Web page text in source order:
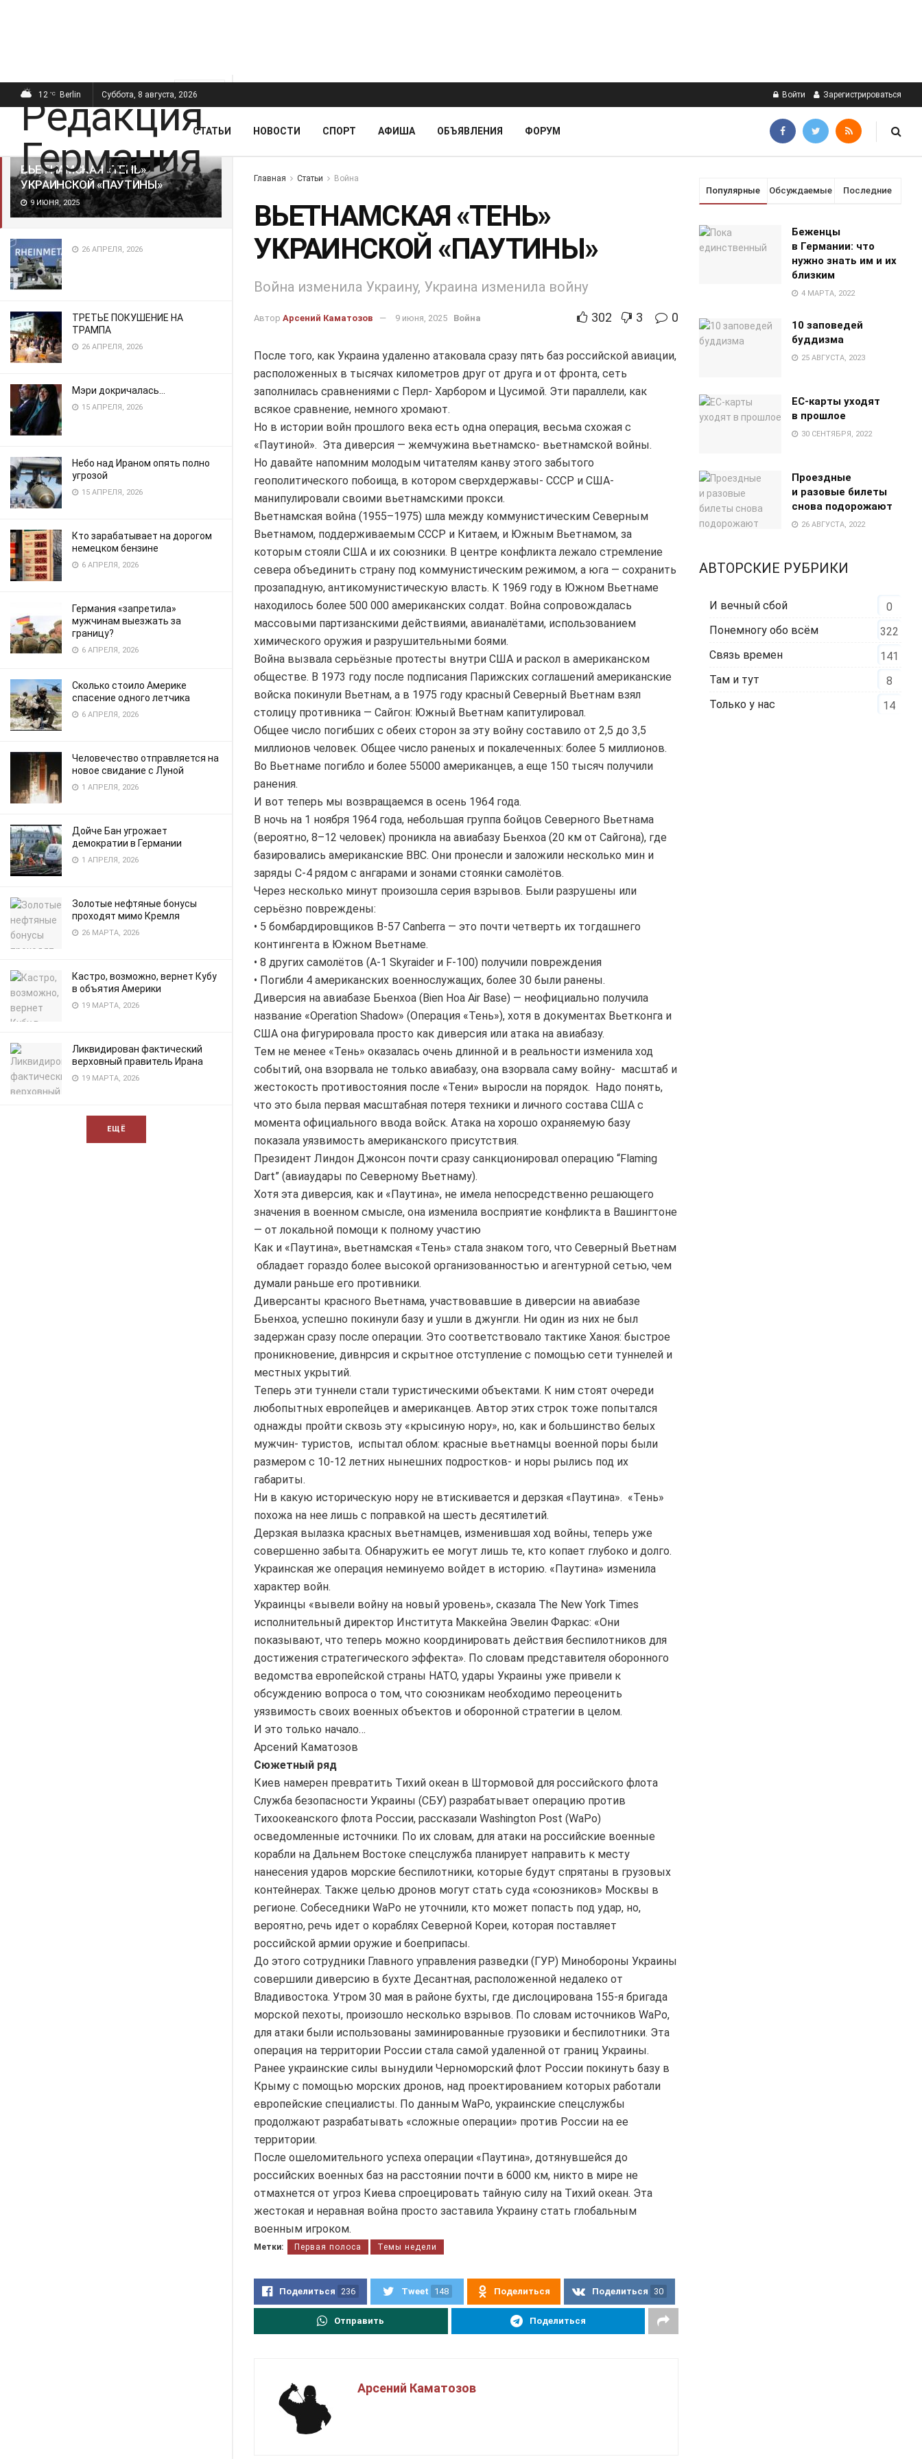
ПОСЛЕДНИЕ
ВЬЕТНАМСКАЯ «ТЕНЬ»
УКРАИНСКОЙ «ПАУТИНЫ»
9 ИЮНЯ, 2025
26 АПРЕЛЯ, 2026
ТРЕТЬЕ ПОКУШЕНИЕ НА
ТРАМПА
26 АПРЕЛЯ, 2026
Мэри докричалась…
15 АПРЕЛЯ, 2026
Небо над Ираном опять полно
угрозой
15 АПРЕЛЯ, 2026
Кто зарабатывает на дорогом
немецком бензине
6 АПРЕЛЯ, 2026
Германия «запретила»
мужчинам выезжать за
границу?
6 АПРЕЛЯ, 2026
Сколько стоило Америке
спасение одного летчика
6 АПРЕЛЯ, 2026
Человечество отправляется на
новое свидание с Луной
1 АПРЕЛЯ, 2026
Дойче Бан угрожает
демократии в Германии
1 АПРЕЛЯ, 2026
Золотые нефтяные бонусы
проходят мимо Кремля
26 МАРТА, 2026
Кастро, возможно, вернет Кубу
в объятия Америки
19 МАРТА, 2026
Ликвидирован фактический
верховный правитель Ирана
19 МАРТА, 2026
ЕЩЁ
12 °C Berlin Суббота, 8 августа, 2026 Войти Зарегистрироваться
СТАТЬИ НОВОСТИ СПОРТ АФИША ОБЪЯВЛЕНИЯ ФОРУМ
Главная Статьи Война
ВЬЕТНАМСКАЯ «ТЕНЬ»
УКРАИНСКОЙ «ПАУТИНЫ»
Война изменила Украину, Украина изменила войну
Автор Арсений Каматозов 9 июня, 2025 Война 302 3 0
После того, как Украина удаленно атаковала сразу пять баз российской авиации,
расположенных в тысячах километров друг от друга и от фронта, сеть
заполнилась сравнениями с Перл- Харбором и Цусимой. Эти параллели, как
всякое сравнение, немного хромают.
Но в истории войн прошлого века есть одна операция, весьма схожая с
«Паутиной». Эта диверсия — жемчужина вьетнамско- вьетнамской войны.
Но давайте напомним молодым читателям канву этого забытого
геополитического побоища, в котором сверхдержавы- СССР и США-
манипулировали своими вьетнамскими прокси.
Вьетнамская война (1955–1975) шла между коммунистическим Северным
Вьетнамом, поддерживаемым СССР и Китаем, и Южным Вьетнамом, за
которым стояли США и их союзники. В центре конфликта лежало стремление
севера объединить страну под коммунистическим режимом, а юга — сохранить
прозападную, антикомунистическую власть. К 1969 году в Южном Вьетнаме
находилось более 500 000 американских солдат. Война сопровождалась
массовыми партизанскими действиями, авианалётами, использованием
химического оружия и разрушительными боями.
Война вызвала серьёзные протесты внутри США и раскол в американском
обществе. В 1973 году после подписания Парижских соглашений американские
войска покинули Вьетнам, а в 1975 году красный Северный Вьетнам взял
столицу противника — Сайгон: Южный Вьетнам капитулировал.
Общее число погибших с обеих сторон за эту войну составило от 2,5 до 3,5
миллионов человек. Общее число раненых и покалеченных: более 5 миллионов.
Во Вьетнаме погибло и более 55000 американцев, а еще 150 тысяч получили
ранения.
И вот теперь мы возвращаемся в осень 1964 года.
В ночь на 1 ноября 1964 года, небольшая группа бойцов Северного Вьетнама
(вероятно, 8–12 человек) проникла на авиабазу Бьенхоа (20 км от Сайгона), где
базировались американские ВВС. Они пронесли и заложили несколько мин и
заряды C-4 рядом с ангарами и зонами стоянки самолётов.
Через несколько минут произошла серия взрывов. Были разрушены или
серьёзно повреждены:
• 5 бомбардировщиков B-57 Canberra — это почти четверть их тогдашнего
контингента в Южном Вьетнаме.
• 8 других самолётов (A-1 Skyraider и F-100) получили повреждения
• Погибли 4 американских военнослужащих, более 30 были ранены.
Диверсия на авиабазе Бьенхоа (Bien Hoa Air Base) — неофициально получила
название «Operation Shadow» (Операция «Тень»), хотя в документах Вьетконга и
США она фигурировала просто как диверсия или атака на авиабазу.
Тем не менее «Тень» оказалась очень длинной и в реальности изменила ход
событий, она взорвала не только авиабазу, она взорвала саму войну- масштаб и
жестокость противостояния после «Тени» выросли на порядок. Надо понять,
что это была первая масштабная потеря техники и личного состава США с
момента официального ввода войск. Атака на хорошо охраняемую базу
показала уязвимость американского присутствия.
Президент Линдон Джонсон почти сразу санкционировал операцию “Flaming
Dart” (авиаудары по Северному Вьетнаму).
Хотя эта диверсия, как и «Паутина», не имела непосредственно решающего
значения в военном смысле, она изменила восприятие конфликта в Вашингтоне
— от локальной помощи к полному участию
Как и «Паутина», вьетнамская «Тень» стала знаком того, что Северный Вьетнам
обладает гораздо более высокой организованностью и агентурной сетью, чем
думали раньше его противники.
Диверсанты красного Вьетнама, участвовавшие в диверсии на авиабазе
Бьенхоа, успешно покинули базу и ушли в джунгли. Ни один из них не был
задержан сразу после операции. Это соответствовало тактике Ханоя: быстрое
проникновение, дивнрсия и скрытное отступление с помощью сети туннелей и
местных укрытий.
Теперь эти туннели стали туристическими объектами. К ним стоят очереди
любопытных европейцев и американцев. Автор этих строк тоже попытался
однажды пройти сквозь эту «крысиную нору», но, как и большинство белых
мужчин- туристов, испытал облом: красные вьетнамцы военной поры были
размером с 10-12 летних нынешних подростков- и норы рылись под их
габариты.
Ни в какую историческую нору не втискивается и дерзкая «Паутина». «Тень»
похожа на нее лишь с поправкой на шесть десятилетий.
Дерзкая вылазка красных вьетнамцев, изменившая ход войны, теперь уже
совершенно забыта. Обнаружить ее могут лишь те, кто копает глубоко и долго.
Украинская же операция неминуемо войдет в историю. «Паутина» изменила
характер войн.
Украинцы «вывели войну на новый уровень», сказала The New York Times
исполнительный директор Института Маккейна Эвелин Фаркас: «Они
показывают, что теперь можно координировать действия беспилотников для
достижения стратегического эффекта». По словам представителя оборонного
ведомства европейской страны НАТО, удары Украины уже привели к
обсуждению вопроса о том, что союзникам необходимо переоценить
уязвимость своих военных объектов и оборонной стратегии в целом.
И это только начало…
Арсений Каматозов
Сюжетный ряд
Киев намерен превратить Тихий океан в Штормовой для российского флота
Служба безопасности Украины (СБУ) разрабатывает операцию против
Тихоокеанского флота России, рассказали Washington Post (WaPo)
осведомленные источники. По их словам, для атаки на российские военные
корабли на Дальнем Востоке спецслужба планирует направить к месту
нанесения ударов морские беспилотники, которые будут спрятаны в грузовых
контейнерах. Также целью дронов могут стать суда «союзников» Москвы в
регионе. Собеседники WaPo не уточнили, кто может попасть под удар, но,
вероятно, речь идет о кораблях Северной Кореи, которая поставляет
российской армии оружие и боеприпасы.
До этого сотрудники Главного управления разведки (ГУР) Минобороны Украины
совершили диверсию в бухте Десантная, расположенной недалеко от
Владивостока. Утром 30 мая в районе бухты, где дислоцирована 155-я бригада
морской пехоты, произошло несколько взрывов. По словам источников WaPo,
для атаки были использованы заминированные грузовики и беспилотники. Эта
операция на территории России стала самой удаленной от границ Украины.
Ранее украинские силы вынудили Черноморский флот России покинуть базу в
Крыму с помощью морских дронов, над проектированием которых работали
европейские специалисты. По данным WaPo, украинские спецслужбы
продолжают разрабатывать «сложные операции» против России на ее
территории.
После ошеломительного успеха операции «Паутина», дотянувшейся до
российских военных баз на расстоянии почти в 6000 км, никто в мире не
отмахнется от угроз Киева спроецировать тайную силу на Тихий океан. Эта
жестокая и неравная война просто заставила Украину стать глобальным
военным игроком.
Метки: Первая полоса Темы недели
Поделиться 236 Tweet 148 Поделиться Поделиться 30
Отправить Поделиться
Арсений Каматозов
Популярные Обсуждаемые Последние
Беженцы
в Германии: что
нужно знать им и их
близким
4 МАРТА, 2022
10 заповедей
буддизма
25 АВГУСТА, 2023
EC-карты уходят
в прошлое
30 СЕНТЯБРЯ, 2022
Проездные
и разовые билеты
снова подорожают
26 АВГУСТА, 2022
АВТОРСКИЕ РУБРИКИ
И вечный сбой
0
Понемногу обо всём
322
Связь времен
141
Там и тут
8
Только у нас
14